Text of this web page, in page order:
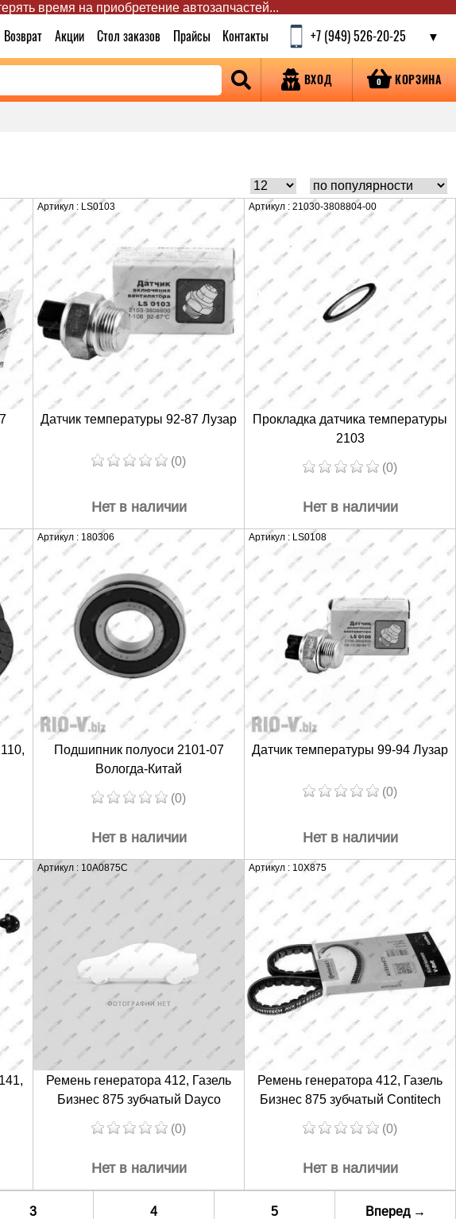
время на приобретение автозапчастей...
Возврат Акции Стол заказов Прайсы Контакты +7 (949) 526-20-25
ВХОД 0 КОРЗИНА
Артикул : LS0103
Датчик температуры 92-87 Лузар
(0)
Нет в наличии
Артикул : 21030-3808804-00
Прокладка датчика температуры
2103
(0)
Нет в наличии
Артикул : 180306
Подшипник полуоси 2101-07
Вологда-Китай
(0)
Нет в наличии
Артикул : LS0108
Датчик температуры 99-94 Лузар
(0)
Нет в наличии
Артикул : 10A0875C
Ремень генератора 412, Газель
Бизнес 875 зубчатый Dayco
(0)
Нет в наличии
Артикул : 10X875
Ремень генератора 412, Газель
Бизнес 875 зубчатый Сontitech
(0)
Нет в наличии
3 4 5 Вперед →